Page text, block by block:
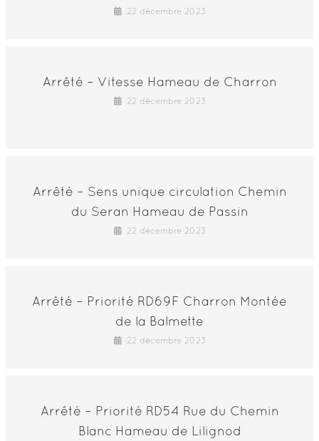
22 décembre 2023
Arrêté – Vitesse Hameau de Charron
22 décembre 2023
Arrêté – Sens unique circulation Chemin
du Seran Hameau de Passin
22 décembre 2023
Arrêté – Priorité RD69F Charron Montée
de la Balmette
22 décembre 2023
Arrêté – Priorité RD54 Rue du Chemin
Blanc Hameau de Lilignod